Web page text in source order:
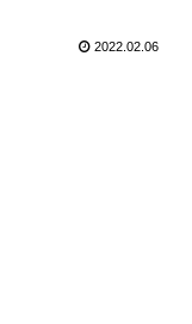
2022.02.06